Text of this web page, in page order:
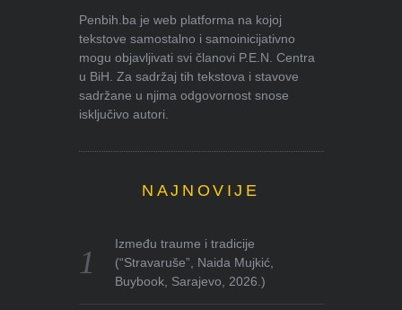
Penbih.ba je web platforma na kojoj
tekstove samostalno i samoinicijativno
mogu objavljivati svi članovi P.E.N. Centra
u BiH. Za sadržaj tih tekstova i stavove
sadržane u njima odgovornost snose
isključivo autori.
NAJNOVIJE
Između traume i tradicije
(“Stravaruše”, Naida Mujkić,
Buybook, Sarajevo, 2026.)